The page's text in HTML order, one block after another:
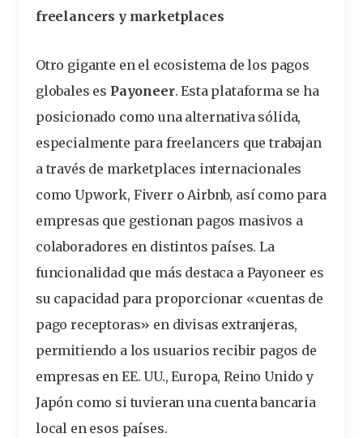
freelancers y marketplaces
Otro gigante en el ecosistema de los pagos
globales es Payoneer. Esta plataforma se ha
posicionado como una alternativa sólida,
especialmente para freelancers que trabajan
a través de marketplaces internacionales
como Upwork, Fiverr o Airbnb, así como para
empresas que gestionan pagos masivos a
colaboradores en distintos países. La
funcionalidad que más destaca a Payoneer es
su capacidad para proporcionar «cuentas de
pago receptoras» en divisas extranjeras,
permitiendo a los usuarios recibir pagos de
empresas en EE. UU., Europa, Reino Unido y
Japón como si tuvieran una cuenta bancaria
local en esos países.